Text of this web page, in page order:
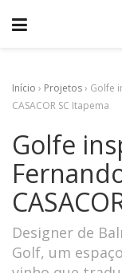
Início › Projetos› Golfe
CASACOR SC Itapema
Golfe
Designer de
Golf, um